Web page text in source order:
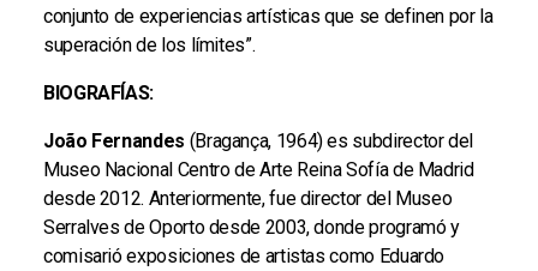
conjunto de experiencias artísticas que se definen por la
superación de los límites”.
BIOGRAFÍAS:
João Fernandes (Bragança, 1964) es subdirector del
Museo Nacional Centro de Arte Reina Sofía de Madrid
desde 2012. Anteriormente, fue director del Museo
Serralves de Oporto desde 2003, donde programó y
comisarió exposiciones de artistas como Eduardo